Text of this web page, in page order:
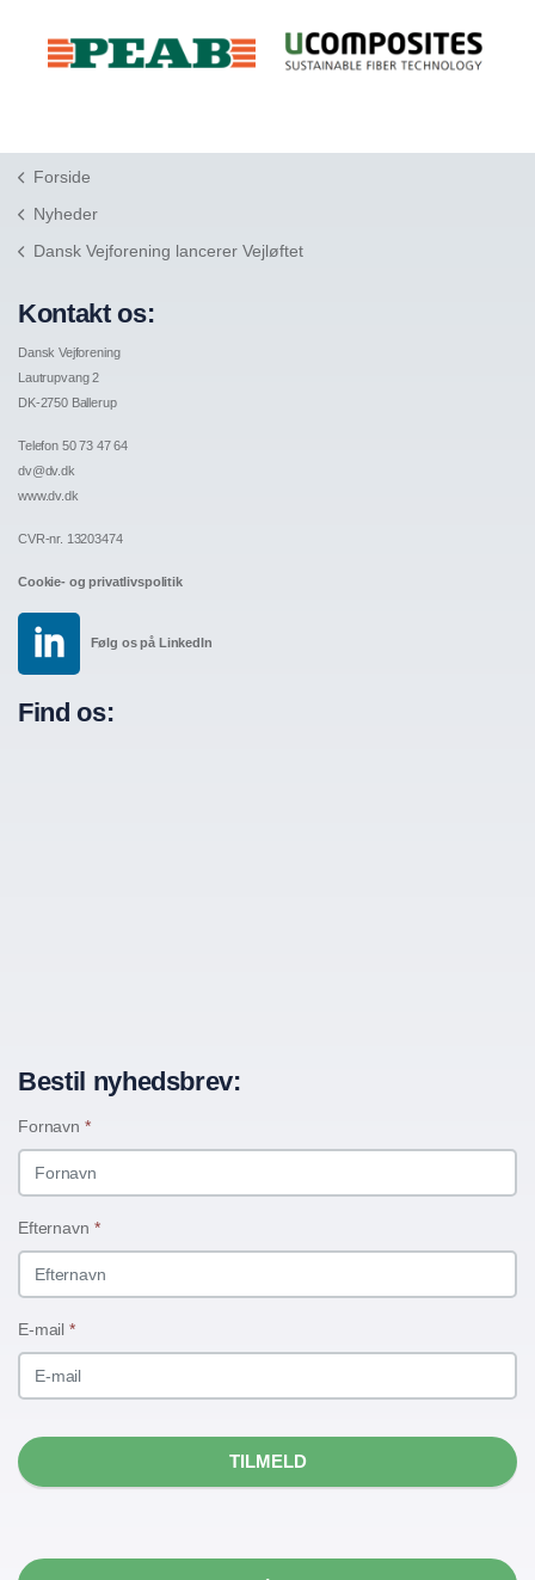
Forside
Nyheder
Dansk Vejforening lancerer Vejløftet
Kontakt os:
Dansk Vejforening
Lautrupvang 2
DK-2750 Ballerup
Telefon 50 73 47 64
dv@dv.dk
www.dv.dk
CVR-nr. 13203474
Cookie- og privatlivspolitik
Følg os på LinkedIn
Find os:
Bestil nyhedsbrev:
Fornavn *
Efternavn *
E-mail *
TILMELD